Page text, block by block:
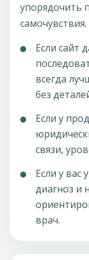
упорядочить
самочувствия.
Если сайт
всегда
без
Если у
связи,
Если у вас
диагноз и
врач.